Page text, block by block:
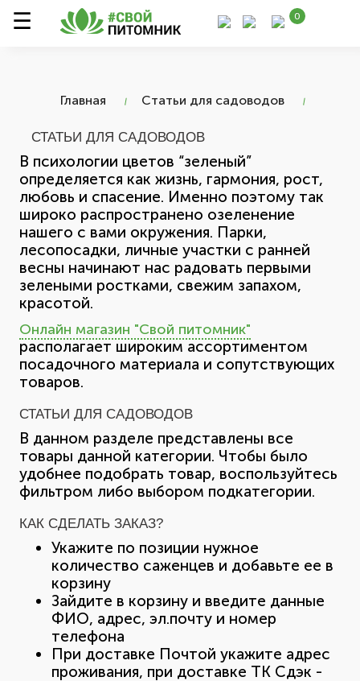
0
Главная Статьи для садоводов
СТАТЬИ ДЛЯ САДОВОДОВ
В психологии цветов “зеленый”
определяется как жизнь, гармония, рост,
любовь и спасение. Именно поэтому так
широко распространено озеленение
нашего с вами окружения. Парки,
лесопосадки, личные участки с ранней
весны начинают нас радовать первыми
зелеными ростками, свежим запахом,
красотой.
Онлайн магазин "Свой питомник"
располагает широким ассортиментом
посадочного материала и сопутствующих
товаров.
СТАТЬИ ДЛЯ САДОВОДОВ
В данном разделе представлены все
товары данной категории. Чтобы было
удобнее подобрать товар, воспользуйтесь
фильтром либо выбором подкатегории.
КАК СДЕЛАТЬ ЗАКАЗ?
Укажите по позиции нужное
количество саженцев и добавьте ее в
корзину
Зайдите в корзину и введите данные
ФИО, адрес, эл.почту и номер
телефона
При доставке Почтой укажите адрес
проживания, при доставке ТК Сдэк -